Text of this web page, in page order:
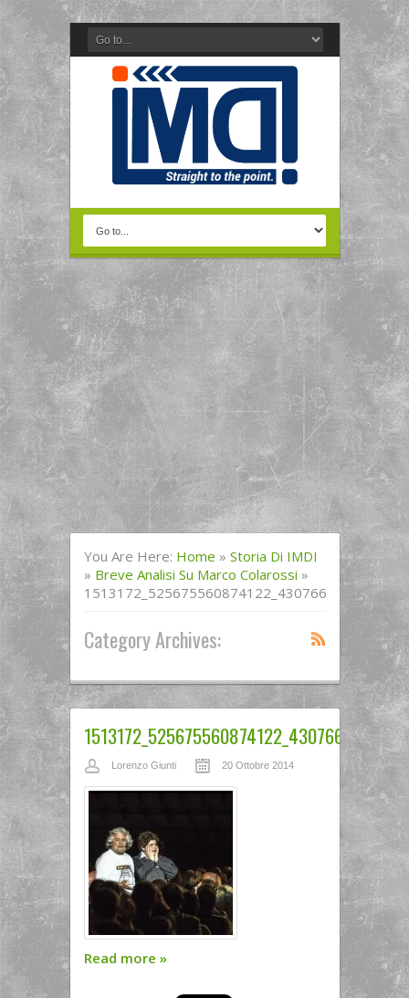
You Are Here: Home » Storia Di IMDI
» Breve Analisi Su Marco Colarossi »
Category Archives:
Lorenzo Giunti 20 Ottobre 2014
Read more »